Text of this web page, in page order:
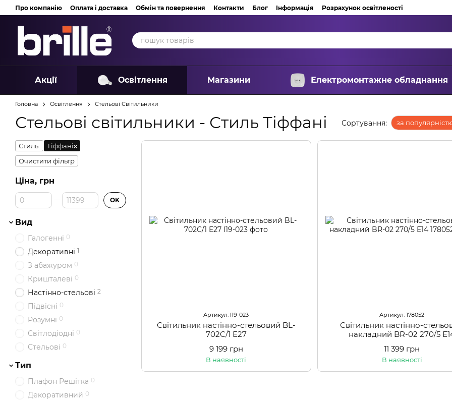
Перейти до основного контенту
Про компанію Оплата і доставка Обмін та повернення Контакти Блог Інформація Розрахунок освітленості
Акції Освітлення Магазини Електромонтажне обладнання
Головна Освітлення Стельові Світильники
Стельові світильники - Стиль Тіффані Сортування: за
Артикул: l19-023
Світильник настінно-стельовий BL-
702C/1 E27
9 199 грн
В наявності
Артикул: 178052
Світильник настінно-
накладний BR-02 270/5
11 399 грн
В наявності
Стиль:
Тіффані
Очистити фільтр
Ціна, грн
Від Ціна, грн
До Ціна, грн OK
Вид
Галогенні 0
Декоративні 1
З абажуром 0
Кришталеві 0
Настінно-стельові 2
Підвісні 0
Розумні 0
Світлодіодні 0
Стельові 0
Тип
Плафон Решітка 0
Декоративний 0